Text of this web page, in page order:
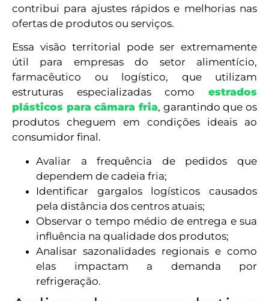
contribui para ajustes rápidos e melhorias nas
ofertas de produtos ou serviços.
Essa visão territorial pode ser extremamente
útil para empresas do setor alimentício,
farmacêutico ou logístico, que utilizam
estruturas especializadas como estrados
plásticos para câmara fria, garantindo que os
produtos cheguem em condições ideais ao
consumidor final.
Avaliar a frequência de pedidos que
dependem de cadeia fria;
Identificar gargalos logísticos causados
pela distância dos centros atuais;
Observar o tempo médio de entrega e sua
influência na qualidade dos produtos;
Analisar sazonalidades regionais e como
elas impactam a demanda por
refrigeração.